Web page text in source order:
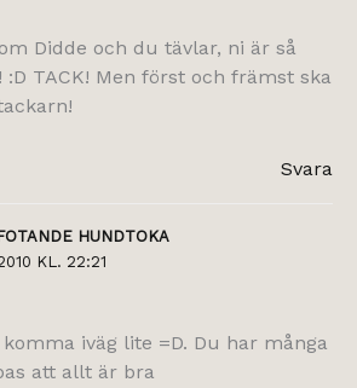
Didde och du tävlar, ni är så
TACK! Men först och främst ska
Svara
HUNDTOKA
KL. 22:21
iväg lite =D. Du har många
att allt är bra